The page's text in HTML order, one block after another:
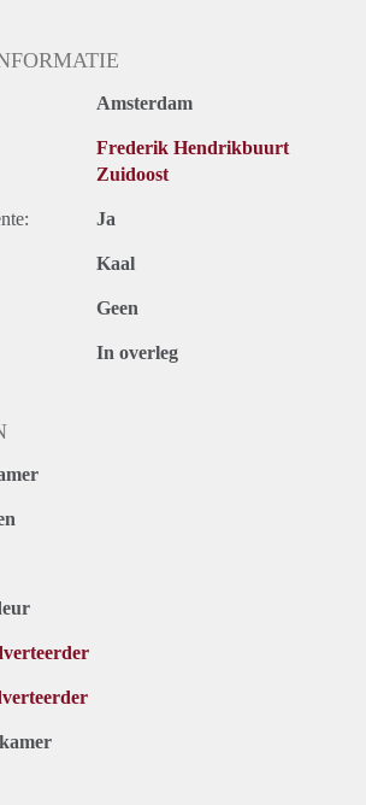
Amsterdam
Frederik Hendrikbuurt
Zuidoost
Ja
Kaal
Geen
In overleg